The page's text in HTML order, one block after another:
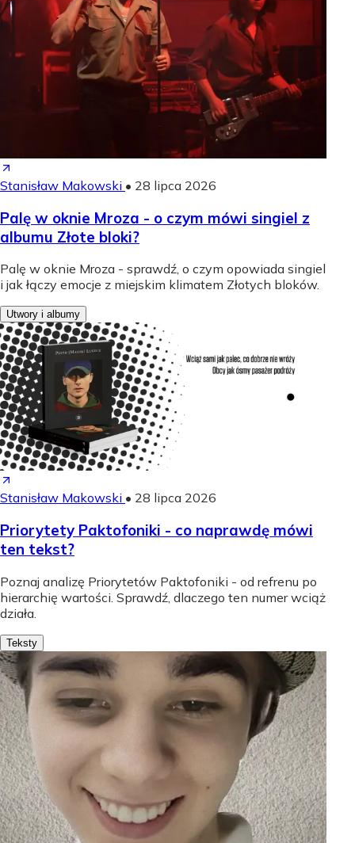
Stanisław Makowski • 28 lipca 2026
Palę w oknie Mroza - o czym mówi singiel z
albumu Złote bloki?
Palę w oknie Mroza - sprawdź, o czym opowiada singiel
i jak łączy emocje z miejskim klimatem Złotych bloków.
Utwory i albumy
Stanisław Makowski • 28 lipca 2026
Priorytety Paktofoniki - co naprawdę mówi
ten tekst?
Poznaj analizę Priorytetów Paktofoniki - od refrenu po
hierarchię wartości. Sprawdź, dlaczego ten numer wciąż
działa.
Teksty